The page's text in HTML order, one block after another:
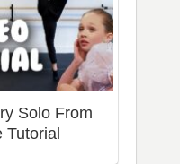
Solo From